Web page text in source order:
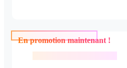
En promotion maintenant !